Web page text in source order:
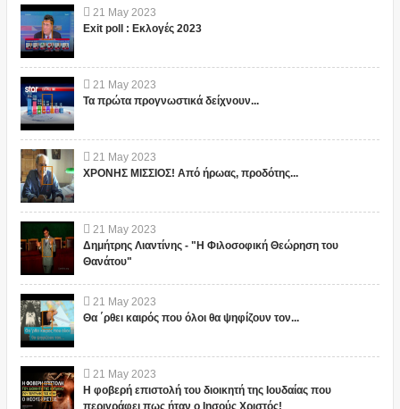
21 May 2023
Exit poll : Εκλογές 2023
21 May 2023
Τα πρώτα προγνωστικά δείχνουν...
21 May 2023
ΧΡΟΝΗΣ ΜΙΣΣΙΟΣ! Από ήρωας, προδότης...
21 May 2023
Δημήτρης Λιαντίνης - "Η Φιλοσοφική Θεώρηση του
Θανάτου"
21 May 2023
Θα ΄ρθει καιρός που όλοι θα ψηφίζουν τον...
21 May 2023
Η φοβερή επιστολή του διοικητή της Ιουδαίας που